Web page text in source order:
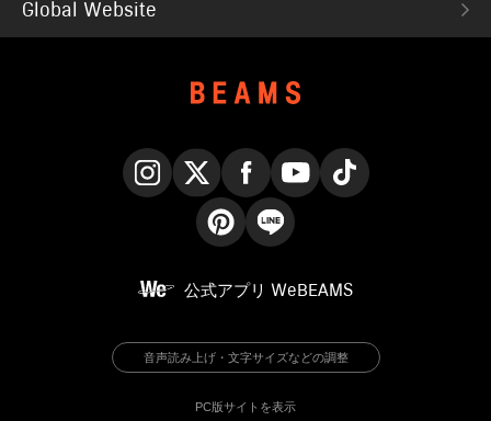
Global Website
公式アプリ WeBEAMS
音声読み上げ・文字サイズなどの調整
PC版サイトを表示